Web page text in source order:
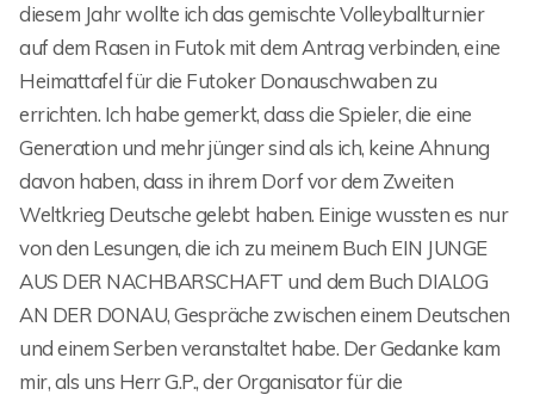
diesem Jahr wollte ich das gemischte Volleyballturnier
auf dem Rasen in Futok mit dem Antrag verbinden, eine
Heimattafel für die Futoker Donauschwaben zu
errichten. Ich habe gemerkt, dass die Spieler, die eine
Generation und mehr jünger sind als ich, keine Ahnung
davon haben, dass in ihrem Dorf vor dem Zweiten
Weltkrieg Deutsche gelebt haben. Einige wussten es nur
von den Lesungen, die ich zu meinem Buch EIN JUNGE
AUS DER NACHBARSCHAFT und dem Buch DIALOG
AN DER DONAU, Gespräche zwischen einem Deutschen
und einem Serben veranstaltet habe. Der Gedanke kam
mir, als uns Herr G.P., der Organisator für die